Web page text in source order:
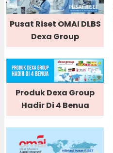
Pusat Riset OMAI DLBS
Dexa Group
Produk Dexa Group
Hadir Di 4 Benua